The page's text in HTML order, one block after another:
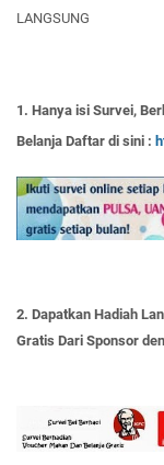
LANGSUNG
1. Hanya isi Survei,
Belanja Daftar di sini :
2. Dapatkan Hadiah
Gratis Dari Sponsor